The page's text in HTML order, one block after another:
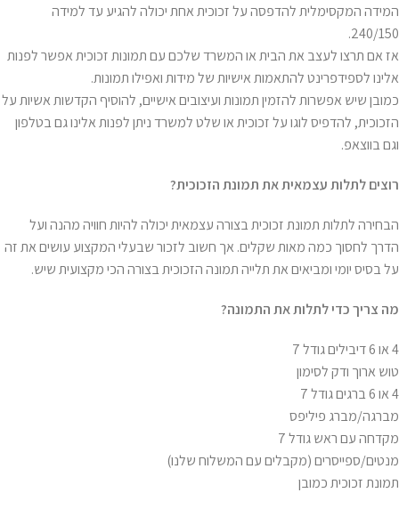
המידה המקסימלית להדפסה על זכוכית אחת יכולה להגיע עד למידה
240/150.
אז אם תרצו לעצב את הבית או המשרד שלכם עם תמונות זכוכית אפשר לפנות
אלינו לספידפרינט להתאמות אישיות של מידות ואפילו תמונות.
כמובן שיש אפשרות להזמין תמונות ועיצובים אישיים, להוסיף הקדשות אשיות על
הזכוכית, להדפיס לוגו על זכוכית או שלט למשרד ניתן לפנות אלינו גם בטלפון
וגם בווצאפ.
רוצים לתלות עצמאית את תמונת הזכוכית?
הבחירה לתלות תמונת זכוכית בצורה עצמאית יכולה להיות חוויה מהנה ועל
הדרך לחסוך כמה מאות שקלים. אך חשוב לזכור שבעלי המקצוע עושים את זה
על בסיס יומי ומביאים את תלייה תמונה הזכוכית בצורה הכי מקצועית שיש.
מה צריך כדי לתלות את התמונה?
4 או 6 דיבילים גודל 7
טוש ארוך ודק לסימון
4 או 6 ברגים גודל 7
מברגה/מברג פיליפס
מקדחה עם ראש גודל 7
מנטים/ספייסרים (מקבלים עם המשלוח שלנו)
תמונת זכוכית כמובן